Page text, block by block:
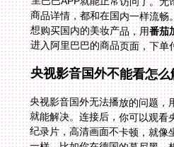
想购买国内的美妆产品，用番茄
进入阿里巴巴的商品页面，下单
央视影音国外不能看怎么
央视影音国外无法播放的问题，